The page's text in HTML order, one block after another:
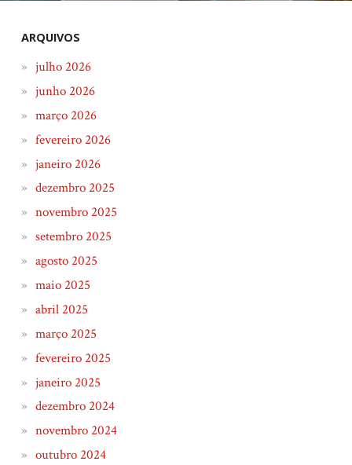
ARQUIVOS
julho 2026
junho 2026
março 2026
fevereiro 2026
janeiro 2026
dezembro 2025
novembro 2025
setembro 2025
agosto 2025
maio 2025
abril 2025
março 2025
fevereiro 2025
janeiro 2025
dezembro 2024
novembro 2024
outubro 2024